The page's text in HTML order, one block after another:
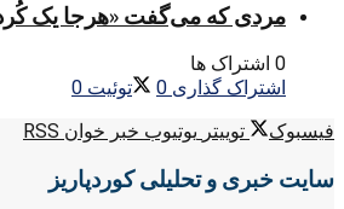
مردی که می‌گفت «هرجا یک
0 اشتراک ها
اشتراک گذاری 0 توئیت 0
فیسبوک
توییتر یوتیوب خبر خوان RSS
سایت خبری و تحلیلی کوردپاریز